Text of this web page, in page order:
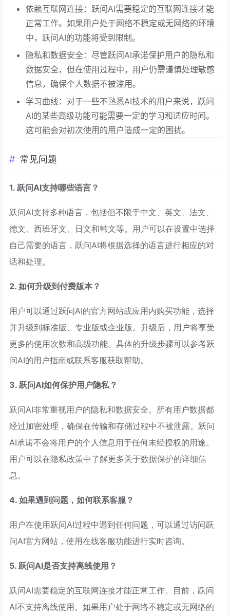
依赖互联网连接：跃问AI需要稳定的互联网连接才能
正常工作。如果用户处于网络不稳定或无网络的环境
中，跃问AI的功能将受到限制。
隐私和数据安全：尽管跃问AI承诺保护用户的隐私和
数据安全，但在使用过程中，用户仍需谨慎处理敏感
信息，确保个人数据不被滥用。
学习曲线：对于一些不熟悉AI技术的用户来说，跃问
AI的某些高级功能可能需要一定的学习和适应时间。
这可能会对初次使用的用户造成一定的困扰。
常见问题
1. 跃问AI支持哪些语言？
跃问AI支持多种语言，包括但不限于中文、英文、法文、
德文、西班牙文、日文和韩文等。用户可以在设置中选择
自己需要的语言，跃问AI将根据选择的语言进行相应的对
话和处理。
2. 如何升级到付费版本？
用户可以通过跃问AI的官方网站或应用内购买功能，选择
并升级到标准版、专业版或企业版。升级后，用户将享受
更多的使用次数和高级功能。具体的升级步骤可以参考跃
问AI的用户指南或联系客服获取帮助。
3. 跃问AI如何保护用户隐私？
跃问AI非常重视用户的隐私和数据安全。所有用户数据都
经过加密处理，确保在传输和存储过程中不被泄露。跃问
AI承诺不会将用户的个人信息用于任何未经授权的用途。
用户可以在隐私政策中了解更多关于数据保护的详细信
息。
4. 如果遇到问题，如何联系客服？
用户在使用跃问AI过程中遇到任何问题，可以通过访问跃
问AI官方网站，使用在线客服功能进行实时咨询。
5. 跃问AI是否支持离线使用？
跃问AI需要稳定的互联网连接才能正常工作。目前，跃问
AI不支持离线使用。如果用户处于网络不稳定或无网络的